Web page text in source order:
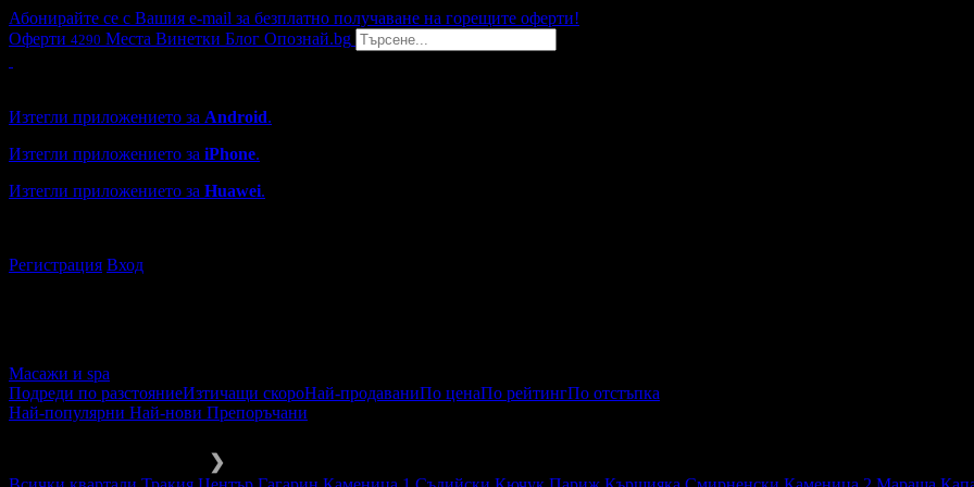
Абонирайте се с Вашия e-mail за безплатно получаване на горещите оферти!
Оферти 4290 Места Винетки Блог Опознай.bg
Изтегли приложението за Android.
Изтегли приложението за iPhone.
Изтегли приложението за Huawei.
Регистрация Вход
Масажи и spa
Подреди по разстояниеИзтичащи скороНай-продаваниПо ценаПо рейтингПо отстъпка
Най-популярни Най-нови Препоръчани
❯